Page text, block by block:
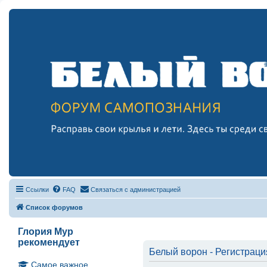
Ссылки FAQ Связаться с администрацией
Список форумов
Глория Мур
рекомендует
Самое важное
Белый ворон -